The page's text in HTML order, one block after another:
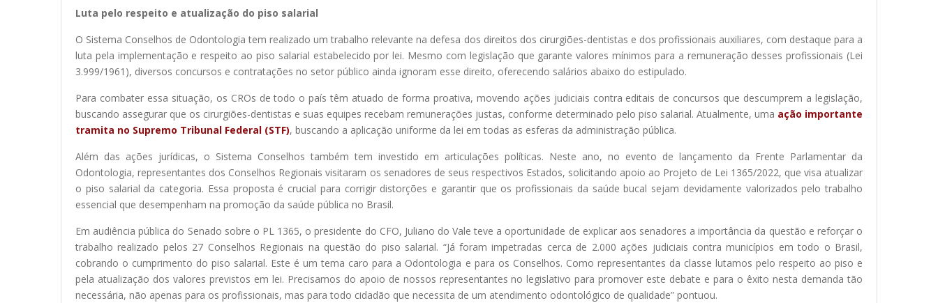
Luta pelo respeito e atualização do piso salarial
O Sistema Conselhos de Odontologia tem realizado um trabalho relevante na defesa dos direitos dos cirurgiões-dentistas e dos profissionais auxiliares, com destaque para a
luta pela implementação e respeito ao piso salarial estabelecido por lei. Mesmo com legislação que garante valores mínimos para a remuneração desses profissionais (Lei
3.999/1961), diversos concursos e contratações no setor público ainda ignoram esse direito, oferecendo salários abaixo do estipulado.
Para combater essa situação, os CROs de todo o país têm atuado de forma proativa, movendo ações judiciais contra editais de concursos que descumprem a legislação,
buscando assegurar que os cirurgiões-dentistas e suas equipes recebam remunerações justas, conforme determinado pelo piso salarial. Atualmente, uma ação importante
tramita no Supremo Tribunal Federal (STF), buscando a aplicação uniforme da lei em todas as esferas da administração pública.
Além das ações jurídicas, o Sistema Conselhos também tem investido em articulações políticas. Neste ano, no evento de lançamento da Frente Parlamentar da
Odontologia, representantes dos Conselhos Regionais visitaram os senadores de seus respectivos Estados, solicitando apoio ao Projeto de Lei 1365/2022, que visa atualizar
o piso salarial da categoria. Essa proposta é crucial para corrigir distorções e garantir que os profissionais da saúde bucal sejam devidamente valorizados pelo trabalho
essencial que desempenham na promoção da saúde pública no Brasil.
Em audiência pública do Senado sobre o PL 1365, o presidente do CFO, Juliano do Vale teve a oportunidade de explicar aos senadores a importância da questão e reforçar o
trabalho realizado pelos 27 Conselhos Regionais na questão do piso salarial. “Já foram impetradas cerca de 2.000 ações judiciais contra municípios em todo o Brasil,
cobrando o cumprimento do piso salarial. Este é um tema caro para a Odontologia e para os Conselhos. Como representantes da classe lutamos pelo respeito ao piso e
pela atualização dos valores previstos em lei. Precisamos do apoio de nossos representantes no legislativo para promover este debate e para o êxito nesta demanda tão
necessária, não apenas para os profissionais, mas para todo cidadão que necessita de um atendimento odontológico de qualidade” pontuou.